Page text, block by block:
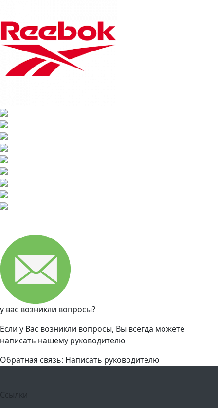
у вас возникли вопросы?
Если у Вас возникли вопросы, Вы всегда можете
написать нашему руководителю
Обратная связь: Написать руководителю
Ссылки